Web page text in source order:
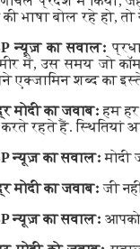
भाषा बोल रहे हो,
न्यूज़ का सवालः
में, उस समय जो
एक्जामिन शब्द का
मोदी का जवाबः हम
रहते हैं. स्थितियां
न्यूज़ का सवालः मोदी
मोदी का जवाबः जी
न्यूज़ का सवालः आपको